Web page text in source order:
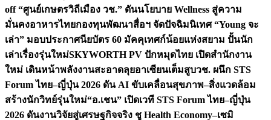
off “ศูนย์เกษตรวิถีเมือง วช.” ดันนโยบาย Wellness สู่ความ
มั่นคงอาหารไทยกองทุนพัฒนาสื่อฯ จัดปัจฉิมนิเทศ “Young จะ
เล่า” มอบประกาศนียบัตร 60 มัคคุเทศก์น้อยแห่งสยาม ปั้นนัก
เล่าเรื่องรุ่นใหม่SKYWORTH PV ปักหมุดไทย เปิดสำนักงาน
ใหม่ เดินหน้าพลังงานสะอาดลุยอาเซียนเต็มสูบวช. ผนึก STS
Forum ไทย–ญี่ปุ่น 2026 ดัน AI ขับเคลื่อนสุขภาพ–สิ่งแวดล้อม
สร้างนักวิทย์รุ่นใหม่“อ.เชน” เปิดเวที STS Forum ไทย–ญี่ปุ่น
2026 ดันงานวิจัยสู่เศรษฐกิจจริง ชู Health Economy–เซมิ